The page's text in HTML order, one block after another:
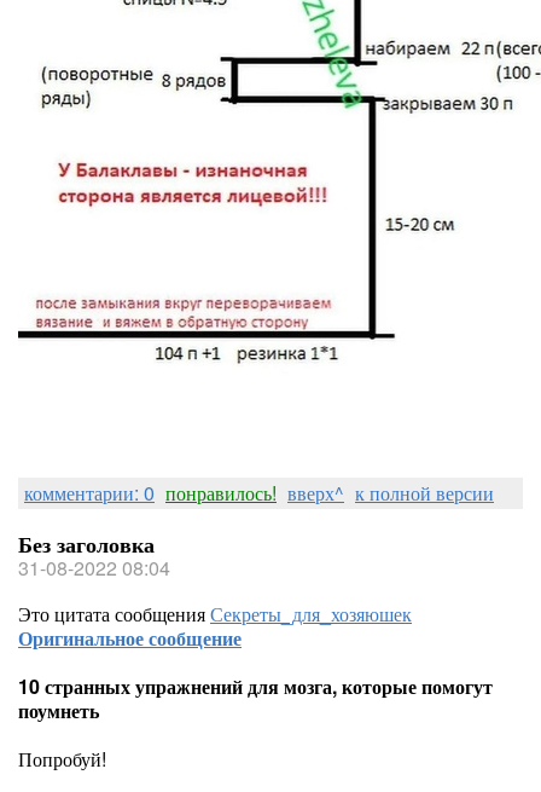
комментарии: 0 понравилось! вверх^ к полной версии
Без заголовка
31-08-2022 08:04
Это цитата сообщенияСекреты_для_хозяюшек
Оригинальное сообщение
10 странных упражнений для мозга, которые помогут
поумнеть
Попробуй!